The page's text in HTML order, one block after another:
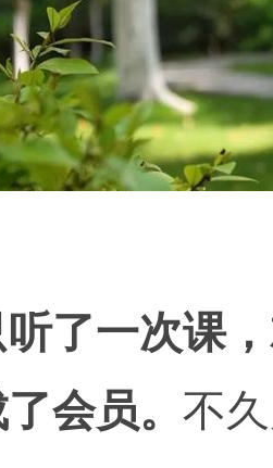
了一次课
会员。 不